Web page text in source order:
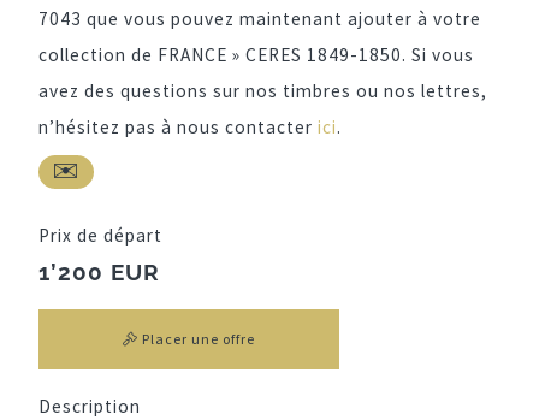
7043 que vous pouvez maintenant ajouter à votre
collection de FRANCE » CERES 1849-1850. Si vous
avez des questions sur nos timbres ou nos lettres,
n’hésitez pas à nous contacter ici.
Prix de départ
1’200 EUR
Placer une offre
Description